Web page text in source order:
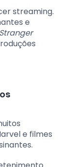
streaming.
e
Stranger
e filmes